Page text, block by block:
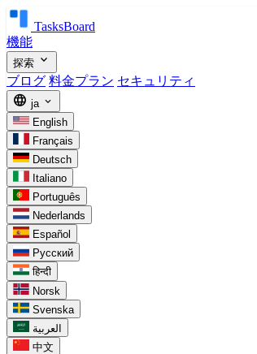
TasksBoard
機能
探索 expand_more
ブログ 料金プラン セキュリティ
language ja expand_more
English
Français
Deutsch
Italiano
Português
Nederlands
Español
Русский
हिन्दी
Norsk
Svenska
العربية
中文